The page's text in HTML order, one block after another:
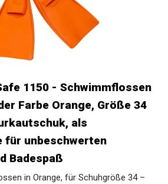
1150 - Schwimmflossen
Farbe Orange, Größe 34
als
für unbeschwerten
Badespaß
in Orange, für Schuhgröße 34 –